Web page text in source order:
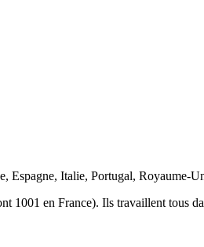
Espagne, Italie, Portugal,
en France). Ils travaillent tous